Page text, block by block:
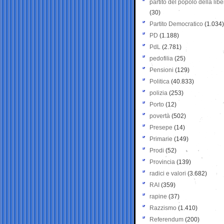
partito del popolo della
(30)
Partito Democratico (1.034)
PD (1.188)
PdL (2.781)
pedofilia (25)
Pensioni (129)
Politica (40.833)
polizia (253)
Porto (12)
povertà (502)
Presepe (14)
Primarie (149)
Prodi (52)
Provincia (139)
radici e valori (3.682)
RAI (359)
rapine (37)
Razzismo (1.410)
Referendum (200)